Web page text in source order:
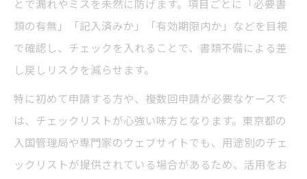
とで漏れやミスを未然に防げます。項目ごとに「必要書
類の有無」「記入済みか」「有効期限内か」などを目視
で確認し、チェックを入れることで、書類不備による差
し戻しリスクを減らせます。
特に初めて申請する方や、複数回申請が必要なケースで
は、チェックリストが心強い味方となります。東京都の
入国管理局や専門家のウェブサイトでも、用途別のチェ
ックリストが提供されている場合があるため、活用をお